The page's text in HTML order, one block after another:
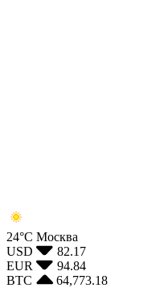
24°С Москва
USD
82.17
EUR
94.84
BTC
64,773.18